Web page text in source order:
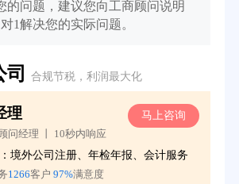
的问题，建议您向工商顾问说明
1解决您的实际问题。
司 合规节税，利润最大化
理
问经理 丨 10秒内响应
境外公司注册、年检年报、会计服务
1266客户 97%满意度
马上咨询